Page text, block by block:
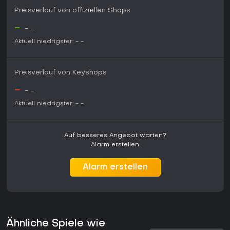
Plattformen ist es auf dem PC erhältlich und damit für alle
die Hintergrundgeschichte interessieren.
Preisverlauf von offiziellen Shops
- - -
Aktuell niedrigster: - -
Preisverlauf von Keyshops
- - -
Aktuell niedrigster: - -
Auf besseres Angebot warten?
Alarm erstellen.
Alarm erstellen
Ähnliche Spiele wie